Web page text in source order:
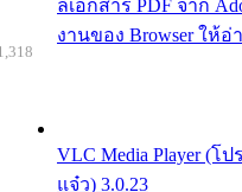
ล์เอกสาร PDF จาก
งานของ Browser ให้อ่
VLC Media Player (
แจ๋ว) 3.0.23